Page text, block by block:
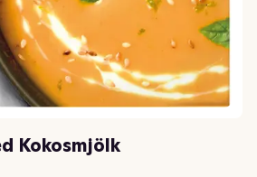
Kokosmjölk